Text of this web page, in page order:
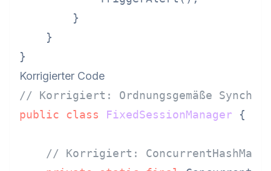
        }
    }
Korrigierter Code
// Korrigiert: Ordnungsgemäße
public
class FixedSessionManager {
// Korrigiert: ConcurrentHashMap